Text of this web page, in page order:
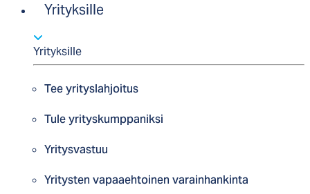
Yrityksille
Yrityksille
Tee yrityslahjoitus
Tule yrityskumppaniksi
Yritysvastuu
Yritysten vapaaehtoinen varainhankinta